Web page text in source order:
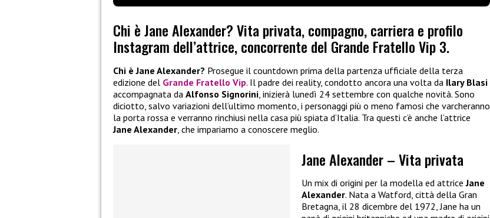
Chi è Jane Alexander? Vita privata, compagno, carriera e profilo
Instagram dell’attrice, concorrente del Grande Fratello Vip 3.
Chi è Jane Alexander? Prosegue il countdown prima della partenza ufficiale della terza
edizione del Grande Fratello Vip. Il padre dei reality, condotto ancora una volta da Ilary Blasi
accompagnata da Alfonso Signorini, inizierà lunedì 24 settembre con qualche novità. Sono
diciotto, salvo variazioni dell’ultimo momento, i personaggi più o meno famosi che varcheranno
la porta rossa e verranno rinchiusi nella casa più spiata d’Italia. Tra questi c’è anche l’attrice
Jane Alexander, che impariamo a conoscere meglio.
Jane Alexander – Vita privata
Un mix di origini per la modella ed attriceJane
Alexander. Nata a Watford, città della Gran
Bretagna, il 28 dicembre del 1972, Jane ha un